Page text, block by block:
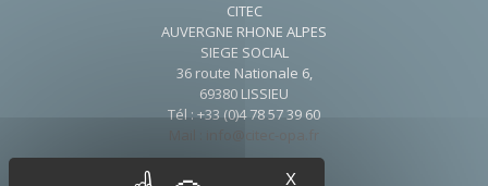
CITEC
AUVERGNE RHONE ALPES
SIEGE SOCIAL
36 route Nationale 6,
69380 LISSIEU
Tél : +33 (0)4 78 57 39 60
Mail : info@citec-opa.fr
X